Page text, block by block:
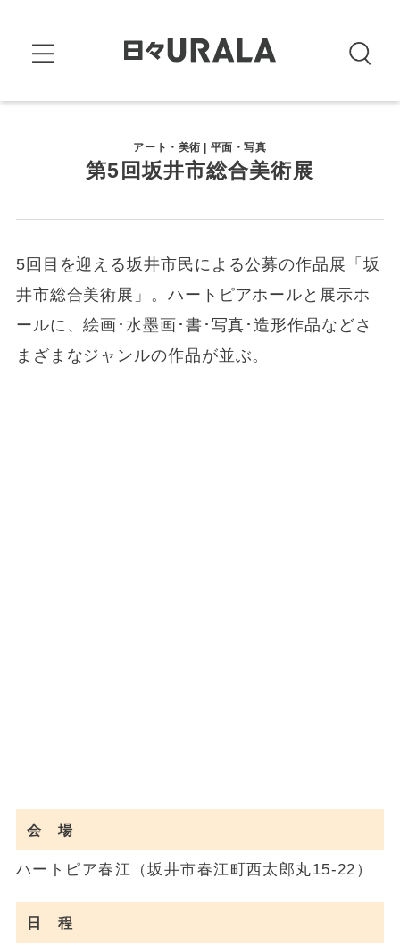
アート・美術 | 平面・写真
第5回坂井市総合美術展
5回目を迎える坂井市民による公募の作品展「坂
井市総合美術展」。ハートピアホールと展示ホ
ールに、絵画･水墨画･書･写真･造形作品などさ
まざまなジャンルの作品が並ぶ。
会 場
ハートピア春江（坂井市春江町西太郎丸15-22）
日 程